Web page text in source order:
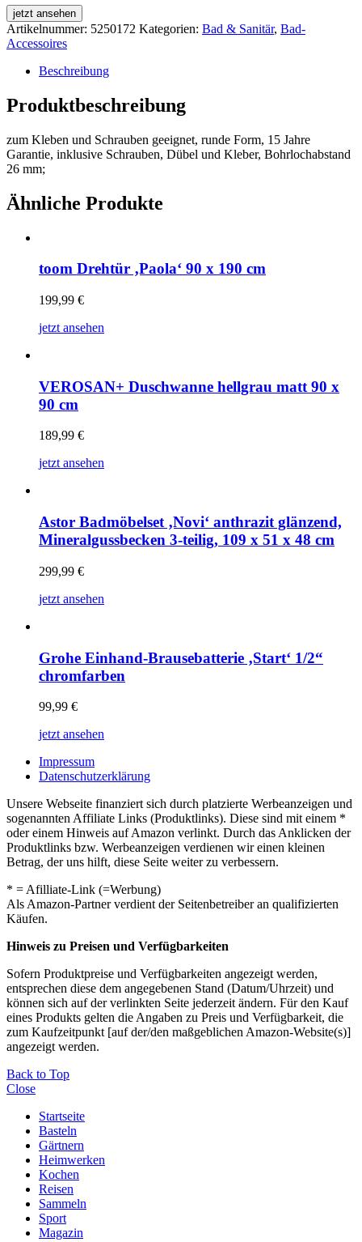
jetzt ansehen
Artikelnummer: 5250172 Kategorien: Bad & Sanitär, Bad-
Accessoires
Beschreibung
Produktbeschreibung
zum Kleben und Schrauben geeignet, runde Form, 15 Jahre
Garantie, inklusive Schrauben, Dübel und Kleber, Bohrlochabstand
26 mm;
Ähnliche Produkte
toom Drehtür ‚Paola‘ 90 x 190 cm
199,99 €
jetzt ansehen
VEROSAN+ Duschwanne hellgrau matt 90 x
90 cm
189,99 €
jetzt ansehen
Astor Badmöbelset ‚Novi‘ anthrazit glänzend,
Mineralgussbecken 3-teilig, 109 x 51 x 48 cm
299,99 €
jetzt ansehen
Grohe Einhand-Brausebatterie ‚Start‘ 1/2“
chromfarben
99,99 €
jetzt ansehen
Impressum
Datenschutzerklärung
Unsere Webseite finanziert sich durch platzierte Werbeanzeigen und
sogenannten Affiliate Links (Produktlinks). Diese sind mit einem *
oder einem Hinweis auf Amazon verlinkt. Durch das Anklicken der
Produktlinks bzw. Werbeanzeigen verdienen wir einen kleinen
Betrag, der uns hilft, diese Seite weiter zu verbessern.
* = Afilliate-Link (=Werbung)
Als Amazon-Partner verdient der Seitenbetreiber an qualifizierten
Käufen.
Hinweis zu Preisen und Verfügbarkeiten
Sofern Produktpreise und Verfügbarkeiten angezeigt werden,
entsprechen diese dem angegebenen Stand (Datum/Uhrzeit) und
können sich auf der verlinkten Seite jederzeit ändern. Für den Kauf
eines Produkts gelten die Angaben zu Preis und Verfügbarkeit, die
zum Kaufzeitpunkt [auf der/den maßgeblichen Amazon-Website(s)]
angezeigt werden.
Back to Top
Close
Startseite
Basteln
Gärtnern
Heimwerken
Kochen
Reisen
Sammeln
Sport
Magazin